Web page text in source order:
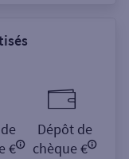
€
Dépôt de
chèque €